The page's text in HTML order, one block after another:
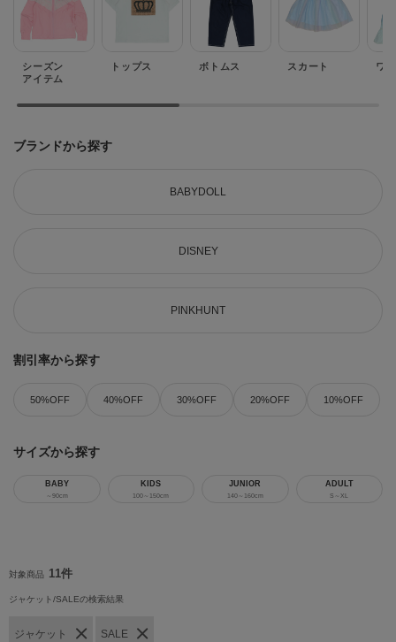
シーズン
アイテム
トップス ボトムス スカート ワ
ブランドから探す
BABYDOLL
DISNEY
PINKHUNT
割引率から探す
50%OFF 40%OFF 30%OFF 20%OFF 10%OFF
サイズから探す
BABY
～90cm
KIDS
100～150cm
JUNIOR
140～160cm
ADULT
S～XL
対象商品 11件
ジャケット/SALEの検索結果
ジャケット SALE